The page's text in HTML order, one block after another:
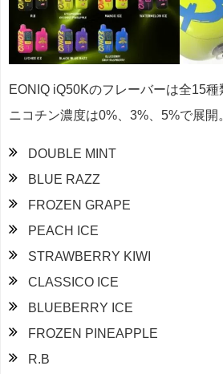
EONIQ iQ50Kのフレーバーは全15種
ニコチン濃度は0%、3%、5%で展開
DOUBLE MINT
BLUE RAZZ
FROZEN GRAPE
PEACH ICE
STRAWBERRY KIWI
CLASSICO ICE
BLUEBERRY ICE
FROZEN PINEAPPLE
R.B